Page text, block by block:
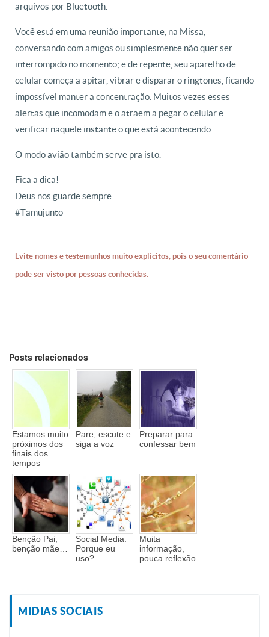
arquivos por Bluetooth.
Você está em uma reunião importante, na Missa,
conversando com amigos ou simplesmente não quer ser
interrompido no momento; e de repente, seu aparelho de
celular começa a apitar, vibrar e disparar o ringtones, ficando
impossível manter a concentração. Muitos vezes esses
alertas que incomodam e o atraem a pegar o celular e
verificar naquele instante o que está acontecendo.
O modo avião também serve pra isto.
Fica a dica!
Deus nos guarde sempre.
#Tamujunto
Evite nomes e testemunhos muito explícitos, pois o seu comentário
pode ser visto por pessoas conhecidas.
Posts relacionados
Estamos muito
próximos dos
finais dos
tempos
Pare, escute e
siga a voz
Preparar para
confessar bem
Benção Pai,
benção mãe…
Social Media.
Porque eu
uso?
Muita
informação,
pouca reflexão
MIDIAS SOCIAIS